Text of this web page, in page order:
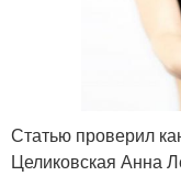
Статью проверил
Целиковская Анна